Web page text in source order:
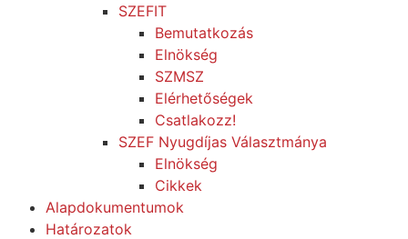
SZEFIT
Bemutatkozás
Elnökség
SZMSZ
Elérhetőségek
Csatlakozz!
SZEF Nyugdíjas Választmánya
Elnökség
Cikkek
Alapdokumentumok
Határozatok